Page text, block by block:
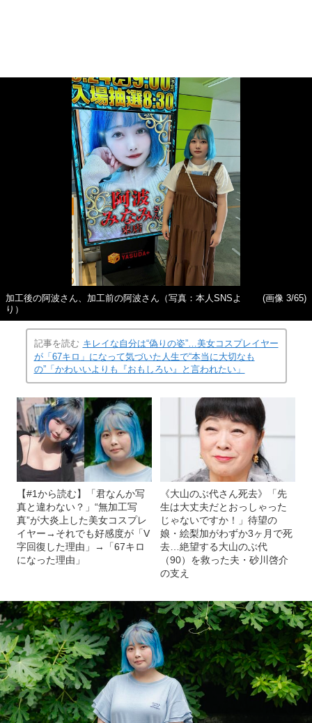
加工後の阿波さん、加工前の阿波さん（写真：本人SNSよ
り）
(画像 3/65)
記事を読む キレイな自分は“偽りの姿”…美女コスプレイヤー
が「67キロ」になって気づいた人生で“本当に大切なも
の”「かわいいよりも『おもしろい』と言われたい」
【#1から読む】「君なんか写
真と違わない？」“無加工写
真”が大炎上した美女コスプレ
イヤー→それでも好感度が「V
字回復した理由」→「67キロ
になった理由」
《大山のぶ代さん死去》「先
生は大丈夫だとおっしゃった
じゃないですか！」待望の
娘・絵梨加がわずか3ヶ月で死
去…絶望する大山のぶ代
（90）を救った夫・砂川啓介
の支え